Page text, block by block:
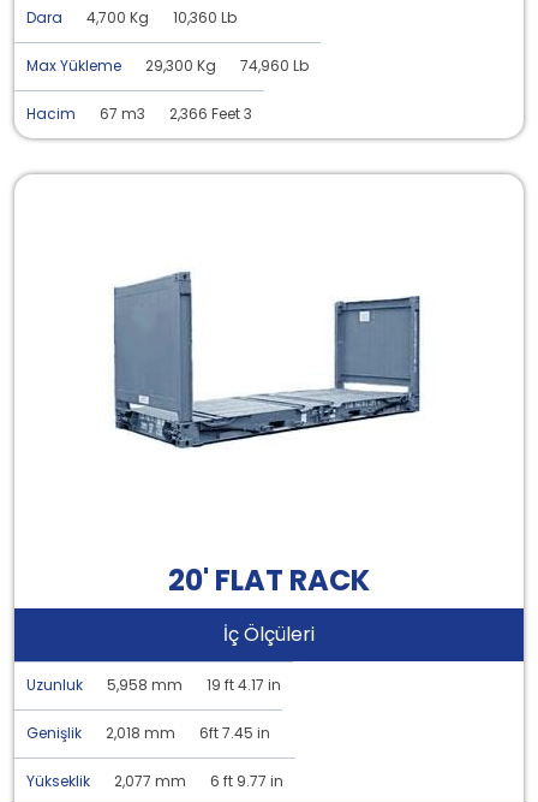
Dara 4,700 Kg 10,360 Lb
Max Yükleme 29,300 Kg 74,960 Lb
Hacim 67 m3 2,366 Feet 3
20' FLAT RACK
İç Ölçüleri
Uzunluk 5,958 mm 19 ft 4.17 in
Genişlik 2,018 mm 6ft 7.45 in
Yükseklik 2,077 mm 6 ft 9.77 in